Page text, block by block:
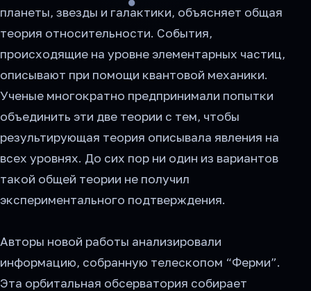
планеты, звезды и галактики, объясняет общая
теория относительности. События,
происходящие на уровне элементарных частиц,
описывают при помощи квантовой механики.
Ученые многократно предпринимали попытки
объединить эти две теории с тем, чтобы
результирующая теория описывала явления на
всех уровнях. До сих пор ни один из вариантов
такой общей теории не получил
экспериментального подтверждения.
Авторы новой работы анализировали
информацию, собранную телескопом “Ферми”.
Эта орбитальная обсерватория собирает